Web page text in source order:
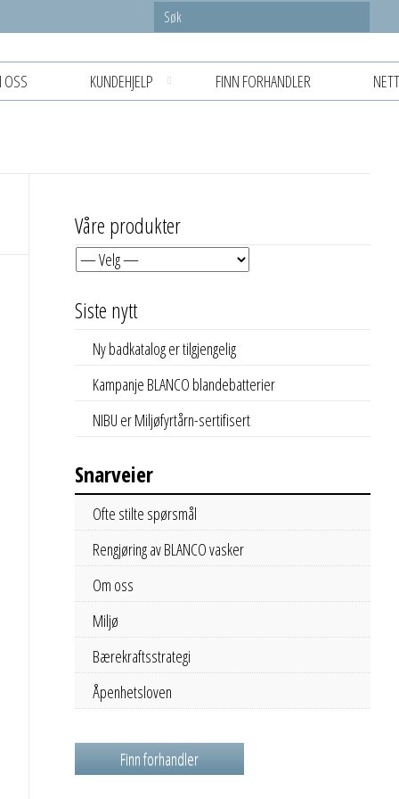
KUNDEHJELP FINN FORHANDLER
Våre produkter
Siste nytt
Ny badkatalog er tilgjengelig
Kampanje BLANCO blandebatterier
NIBU er Miljøfyrtårn-sertifisert
Snarveier
Ofte stilte spørsmål
Rengjøring av BLANCO vasker
Om oss
Miljø
Bærekraftsstrategi
Åpenhetsloven
Finn forhandler